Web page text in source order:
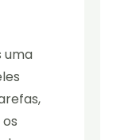
uma